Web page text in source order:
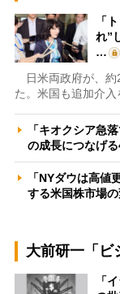
「
れ”
…
日米両政府が、約
た。米国も追加介
「キオクシア急
の成長につなげ
「NYダウは高
する米国株市場
大前研一「ビ
「